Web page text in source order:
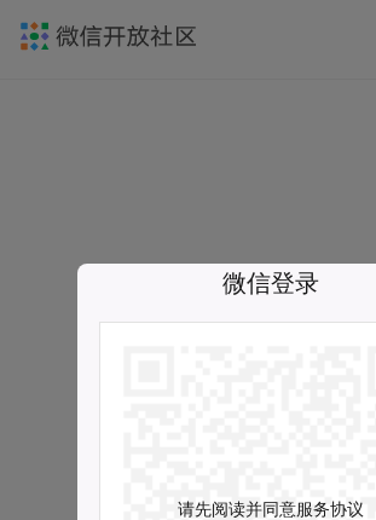
微信登录
请先阅读并同意服务协议